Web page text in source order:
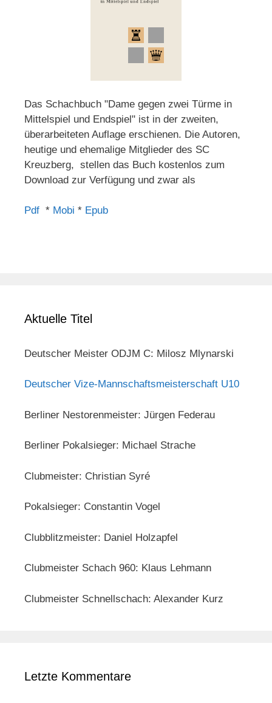
Das Schachbuch "Dame gegen zwei Türme in
Mittelspiel und Endspiel" ist in der zweiten,
überarbeiteten Auflage erschienen. Die Autoren,
heutige und ehemalige Mitglieder des SC
Kreuzberg, stellen das Buch kostenlos zum
Download zur Verfügung und zwar als
Pdf * Mobi * Epub
Aktuelle Titel
Deutscher Meister ODJM C: Milosz Mlynarski
Deutscher Vize-Mannschaftsmeisterschaft U10
Berliner Nestorenmeister: Jürgen Federau
Berliner Pokalsieger: Michael Strache
Clubmeister: Christian Syré
Pokalsieger: Constantin Vogel
Clubblitzmeister: Daniel Holzapfel
Clubmeister Schach 960: Klaus Lehmann
Clubmeister Schnellschach: Alexander Kurz
Letzte Kommentare